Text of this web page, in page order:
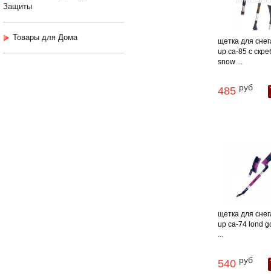
Защиты
Товары для Дома
щетка для
up ca-85 с
snow ...
485 руб
щетка для
up ca-74 lond
...
540 руб